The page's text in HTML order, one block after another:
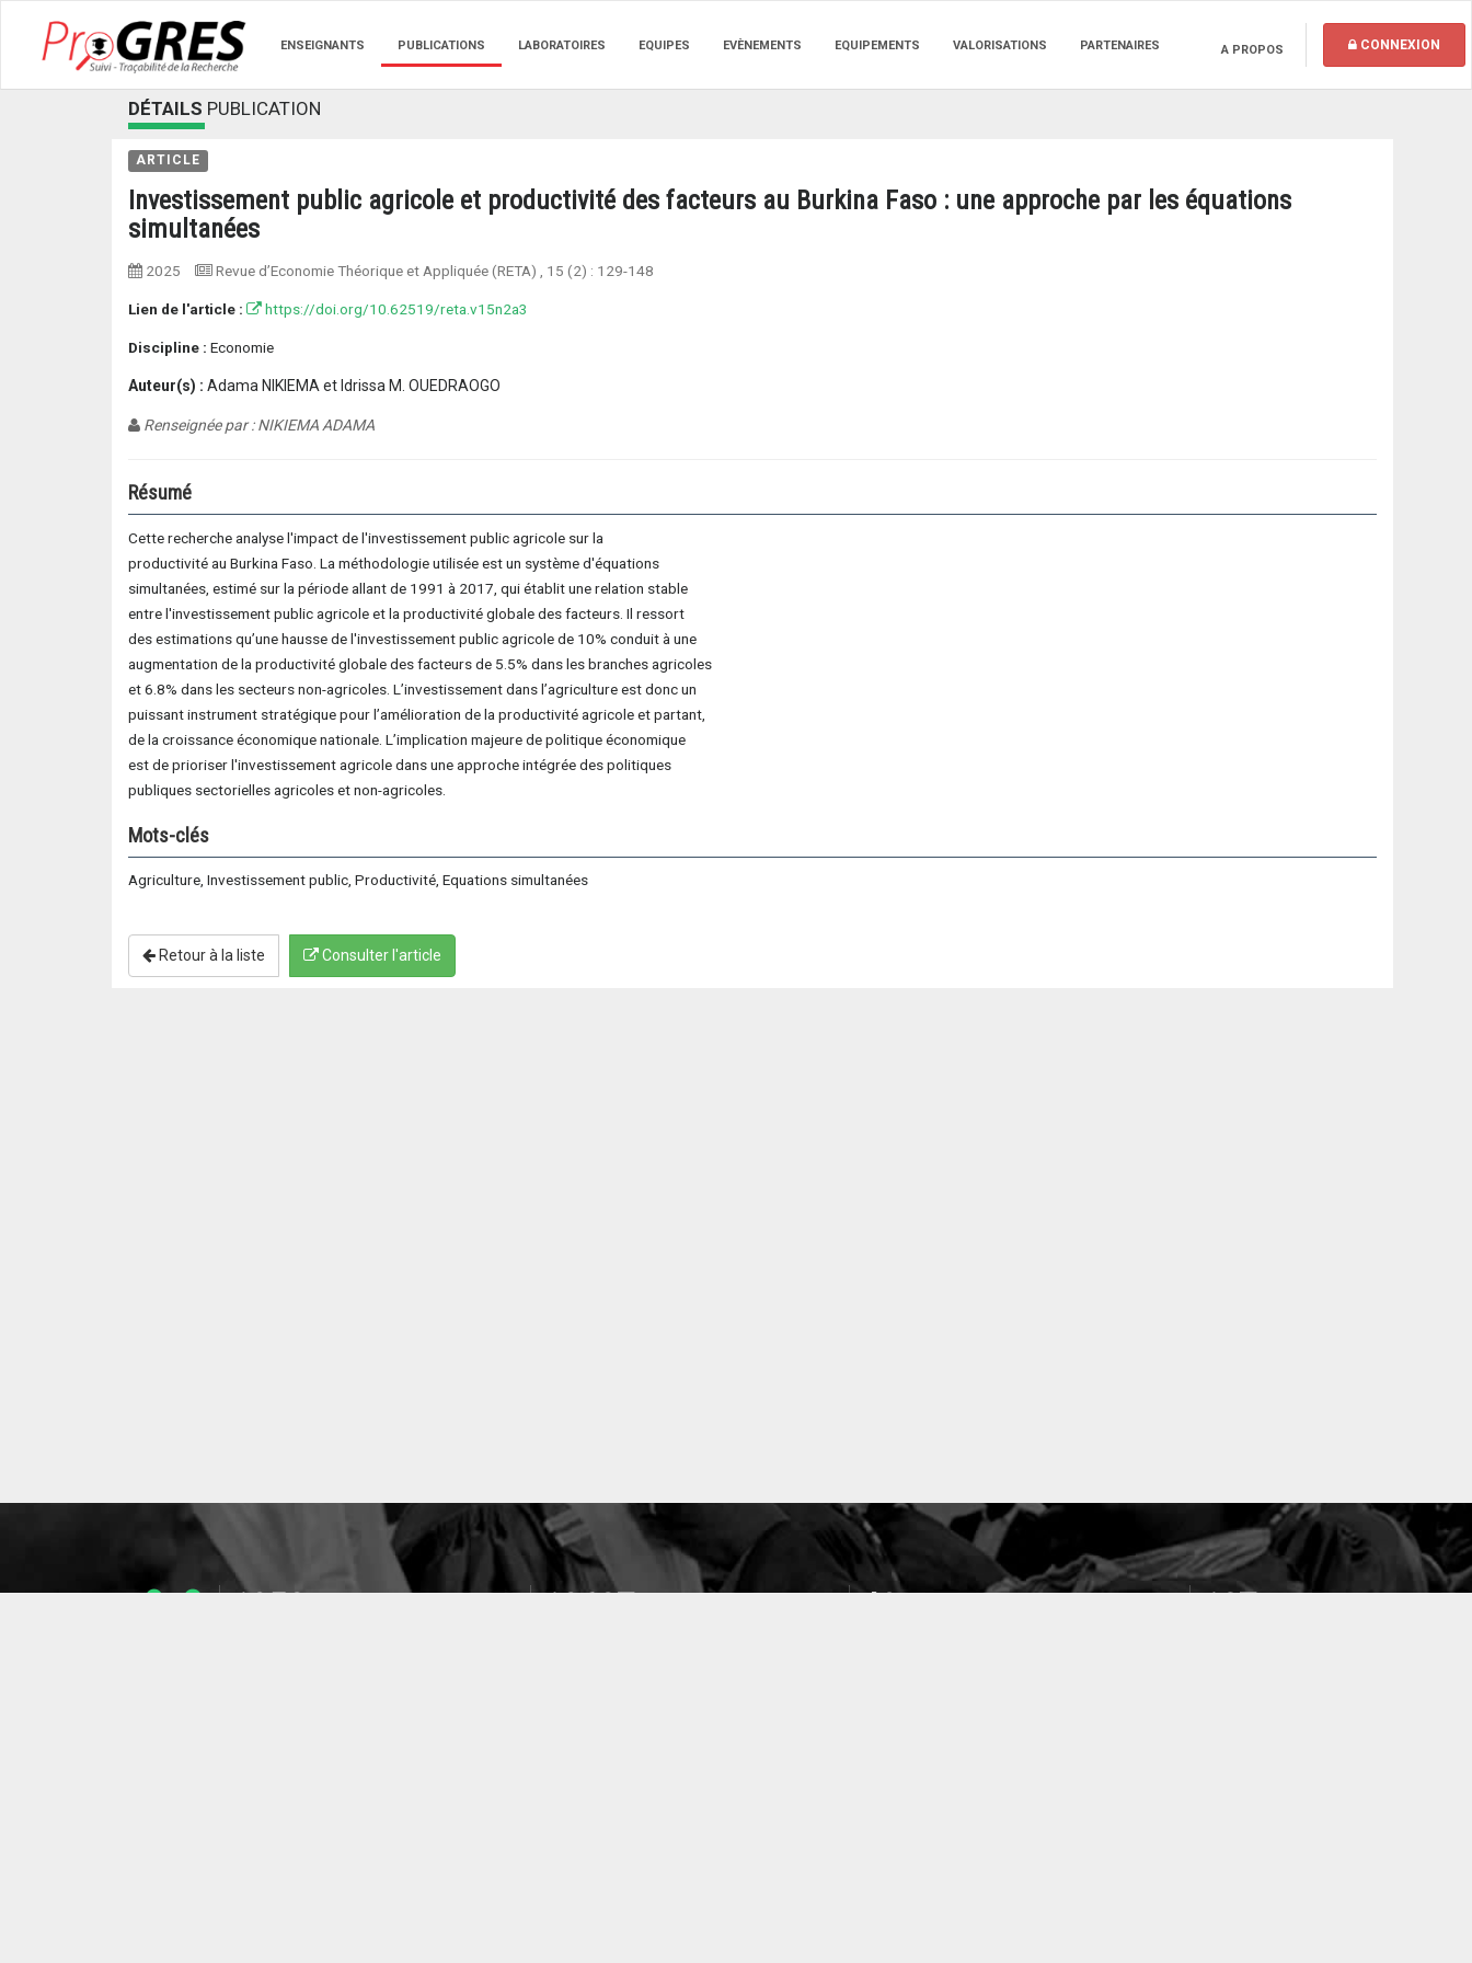
ENSEIGNANTS PUBLICATIONS LABORATOIRES EQUIPES EVÈNEMENTS EQUIPEMENTS VALORISATIONS PARTENAIRES A PROPOS CONNEXION
DÉTAILS PUBLICATION
ARTICLE
Investissement public agricole et productivité des facteurs au Burkina Faso : une approche par les équations
simultanées
2025 Revue d’Economie Théorique et Appliquée (RETA) , 15 (2) : 129-148
Lien de l'article : https://doi.org/10.62519/reta.v15n2a3
Discipline : Economie
Auteur(s) : Adama NIKIEMA et Idrissa M. OUEDRAOGO
Renseignée par : NIKIEMA ADAMA
Résumé
Cette recherche analyse l'impact de l'investissement public agricole sur la
productivité au Burkina Faso. La méthodologie utilisée est un système d'équations
simultanées, estimé sur la période allant de 1991 à 2017, qui établit une relation stable
entre l'investissement public agricole et la productivité globale des facteurs. Il ressort
des estimations qu’une hausse de l'investissement public agricole de 10% conduit à une
augmentation de la productivité globale des facteurs de 5.5% dans les branches agricoles
et 6.8% dans les secteurs non-agricoles. L’investissement dans l’agriculture est donc un
puissant instrument stratégique pour l’amélioration de la productivité agricole et partant,
de la croissance économique nationale. L’implication majeure de politique économique
est de prioriser l'investissement agricole dans une approche intégrée des politiques
publiques sectorielles agricoles et non-agricoles.
Mots-clés
Agriculture, Investissement public, Productivité, Equations simultanées
Retour à la liste Consulter l'article
1053 10637 49 127